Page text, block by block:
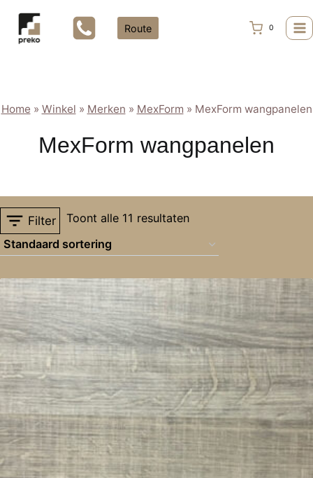
naar
inhoud
Route 0
Home » Winkel » Merken » MexForm » MexForm wangpanelen
MexForm wangpanelen
Filter Toont alle 11 resultaten